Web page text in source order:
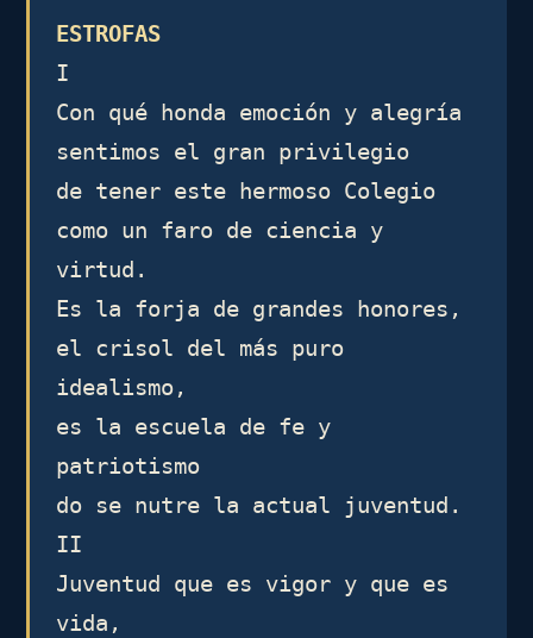
ESTROFAS
I
Con qué honda emoción y alegría
sentimos el gran privilegio
de tener este hermoso Colegio
como un faro de ciencia y
virtud.
Es la forja de grandes honores,
el crisol del más puro
idealismo,
es la escuela de fe y
patriotismo
do se nutre la actual juventud.
II
Juventud que es vigor y que es
vida,